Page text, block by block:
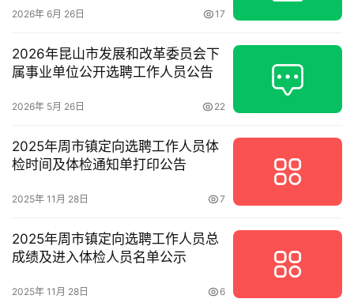
2026年 6月 26日 17
2026年昆山市发展和改革委员会下
属事业单位公开选聘工作人员公告
2026年 5月 26日 22
2025年周市镇定向选聘工作人员体
检时间及体检通知单打印公告
2025年 11月 28日 7
2025年周市镇定向选聘工作人员总
成绩及进入体检人员名单公示
2025年 11月 28日 6